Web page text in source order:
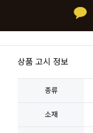
상품 고시 정보
종류
소재